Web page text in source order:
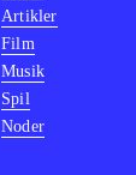
Artikler
Film
Musik
Spil
Noder